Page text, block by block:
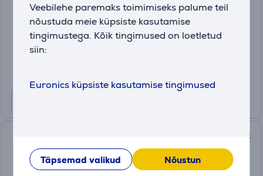
Veebilehe paremaks toimimiseks palume teil
nõustuda meie küpsiste kasutamise
tingimustega. Kõik tingimused on loetletud
siin:
Euronics küpsiste kasutamise tingimused
Täpsemad valikud Nõustun
Laos
Hind:
679
Apple iPhone 16, 128 GB, must
- Nutitelefon
MYE73HX/A